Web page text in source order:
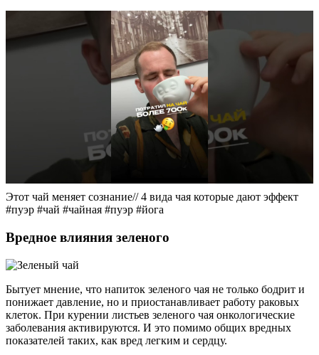
Этот чай меняет сознание// 4 вида чая которые дают эффект
#пуэр #чай #чайная #пуэр #йогa
Вредное влияния зеленого
Бытует мнение, что напиток зеленого чая не только бодрит и
понижает давление, но и приостанавливает работу раковых
клеток. При курении листьев зеленого чая онкологические
заболевания активируются. И это помимо общих вредных
показателей таких, как вред легким и сердцу.